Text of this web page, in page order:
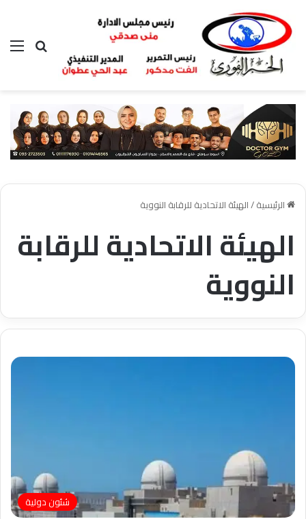
بحث عن
الرئيسية/الهيئة الاتحادية للرقابة النووية
الهيئة الاتحادية للرقابة
النووية
شئون دولية